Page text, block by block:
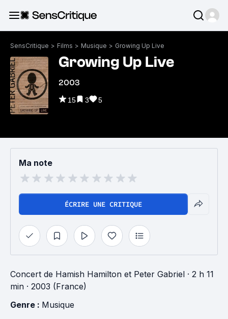
SensCritique > Films > Musique > Growing Up Live
Growing Up Live
2003
15 3 5
Ma note
ÉCRIRE UNE CRITIQUE
Concert de Hamish Hamilton et Peter Gabriel · 2 h 11
min · 2003 (France)
Genre : Musique